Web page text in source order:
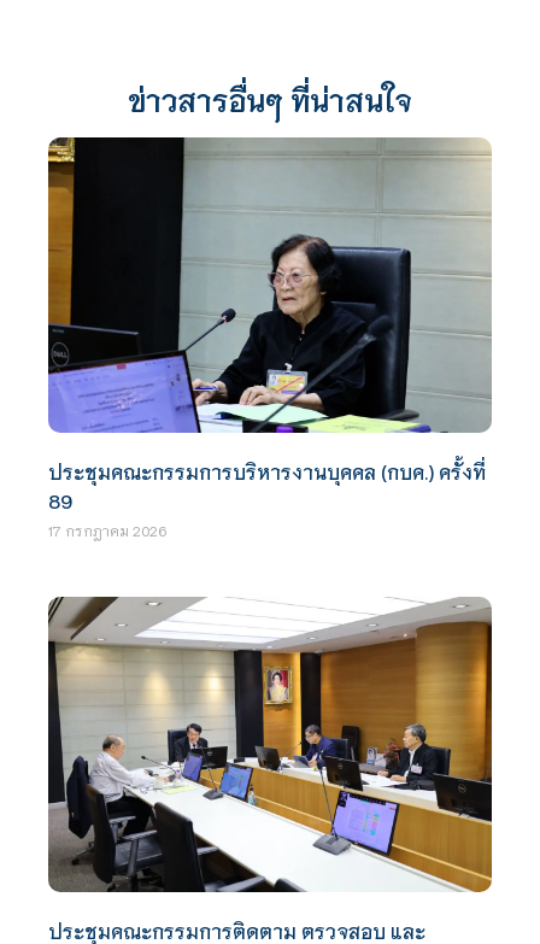
ข่าวสารอื่นๆ ที่น่าสนใจ
ประชุมคณะกรรมการบริหารงานบุคคล (กบค.) ครั้งที่
89
17 กรกฎาคม 2026
ประชุมคณะกรรมการติดตาม ตรวจสอบ และ